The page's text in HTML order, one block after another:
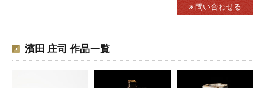
問い合わせる
濱田 庄司 作品一覧